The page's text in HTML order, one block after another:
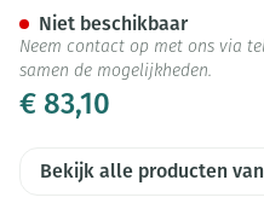
€ 83,10
Niet beschikbaar
Neem contact op met ons via
samen de mogelijkheden.
Bekijk alle producten